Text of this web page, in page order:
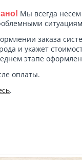
Мы всегда несем
заказа
и укажет
этапе
оплаты.
.